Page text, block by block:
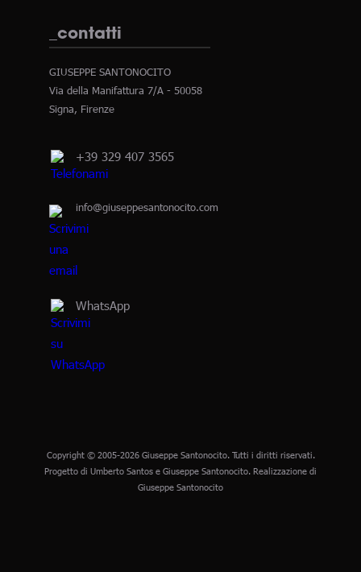
_contatti
GIUSEPPE SANTONOCITO
Via della Manifattura 7/A - 50058
Signa, Firenze
+39 329 407 3565
info@giuseppesantonocito.com
WhatsApp
Copyright © 2005-2026 Giuseppe Santonocito. Tutti i diritti riservati.
Progetto di Umberto Santos e Giuseppe Santonocito. Realizzazione di
Giuseppe Santonocito